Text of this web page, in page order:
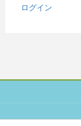
ー
ログイン